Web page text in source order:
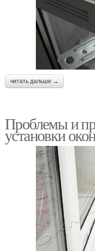
читать дальше →
Проблемы и
установки